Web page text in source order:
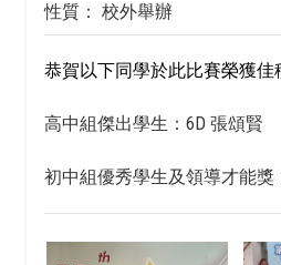
性質： 校外舉辦
恭賀以下同學於此比賽榮獲佳
高中組傑出學生：6D 張頌賢
初中組優秀學生及領導才能獎